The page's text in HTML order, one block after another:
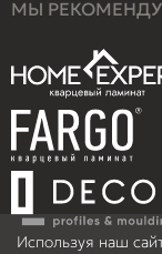
МЫ
Используя наш